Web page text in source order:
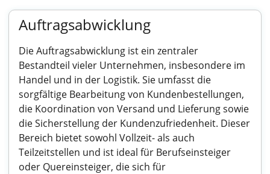
Auftragsabwicklung
Die Auftragsabwicklung ist ein zentraler
Bestandteil vieler Unternehmen, insbesondere im
Handel und in der Logistik. Sie umfasst die
sorgfältige Bearbeitung von Kundenbestellungen,
die Koordination von Versand und Lieferung sowie
die Sicherstellung der Kundenzufriedenheit. Dieser
Bereich bietet sowohl Vollzeit- als auch
Teilzeitstellen und ist ideal für Berufseinsteiger
oder Quereinsteiger, die sich für